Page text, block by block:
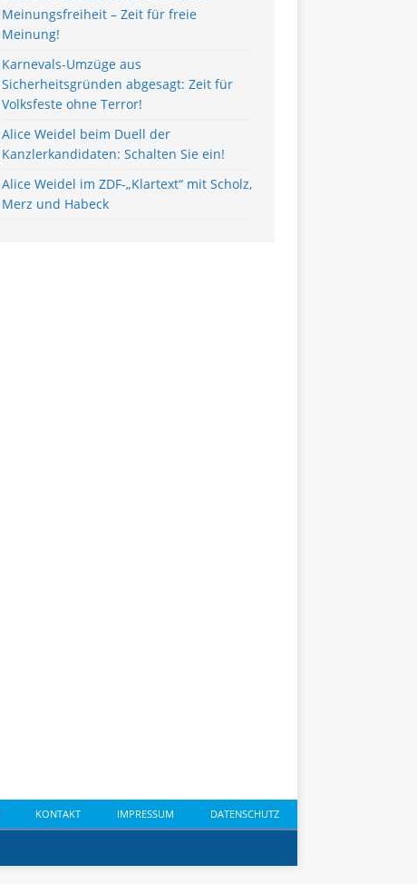
Meinungsfreiheit – Zeit für freie
Meinung!
Karnevals-Umzüge aus
Sicherheitsgründen abgesagt: Zeit für
Volksfeste ohne Terror!
Alice Weidel beim Duell der
Kanzlerkandidaten: Schalten Sie ein!
Alice Weidel im ZDF-„Klartext“ mit Scholz,
Merz und Habeck
KONTAKT IMPRESSUM DATENSCHUTZ